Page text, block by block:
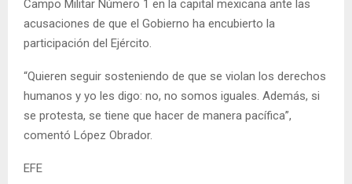
Campo Militar Número 1 en la capital mexicana ante las
acusaciones de que el Gobierno ha encubierto la
participación del Ejército.
“Quieren seguir sosteniendo de que se violan los derechos
humanos y yo les digo: no, no somos iguales. Además, si
se protesta, se tiene que hacer de manera pacífica”,
comentó López Obrador.
EFE